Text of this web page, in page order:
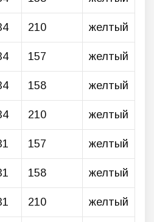
210 желтый
157 желтый
158 желтый
210 желтый
157 желтый
158 желтый
210 желтый